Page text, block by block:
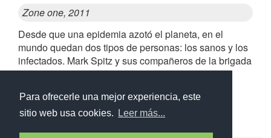
Para ofrecerle una mejor experiencia, este
sitio web usa cookies.
Leer más...
Zone one, 2011
Desde que una epidemia azotó el planeta, en el
mundo quedan dos tipos de personas: los sanos y los
infectados. Mark Spitz y sus compañeros de la brigada
de limpieza creían que todo estaba bajo control